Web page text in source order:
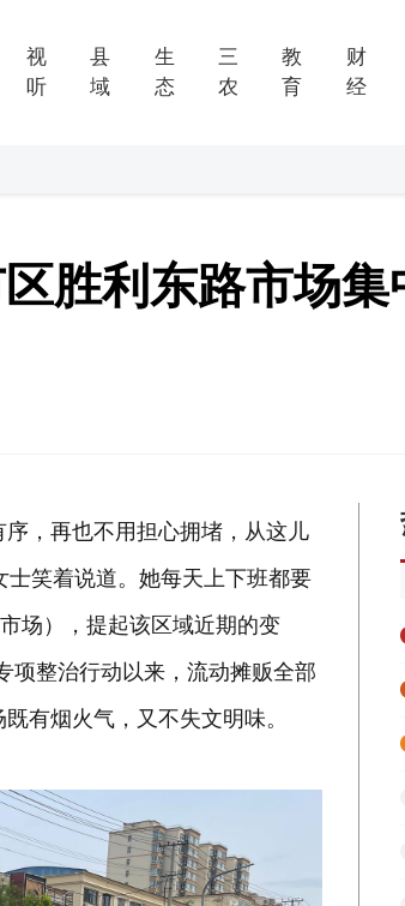
视
听
县
域
生
态
三
农
教
育
财
经
胜利东路市场
，再也不用担心拥堵，从这儿
士笑着说道。她每天上下班都要
场），提起该区域近期的变
项整治行动以来，流动摊贩全部
有烟火气，又不失文明味。